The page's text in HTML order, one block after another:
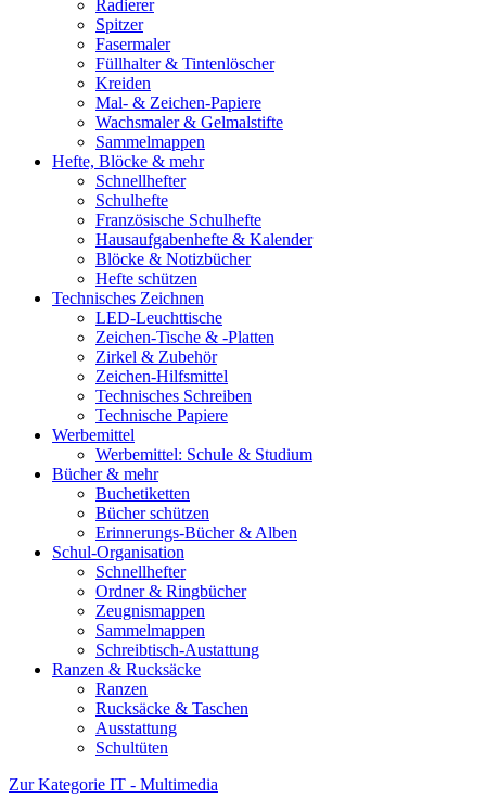
Radierer
Spitzer
Fasermaler
Füllhalter & Tintenlöscher
Kreiden
Mal- & Zeichen-Papiere
Wachsmaler & Gelmalstifte
Sammelmappen
Hefte, Blöcke & mehr
Schnellhefter
Schulhefte
Französische Schulhefte
Hausaufgabenhefte & Kalender
Blöcke & Notizbücher
Hefte schützen
Technisches Zeichnen
LED-Leuchttische
Zeichen-Tische & -Platten
Zirkel & Zubehör
Zeichen-Hilfsmittel
Technisches Schreiben
Technische Papiere
Werbemittel
Werbemittel: Schule & Studium
Bücher & mehr
Buchetiketten
Bücher schützen
Erinnerungs-Bücher & Alben
Schul-Organisation
Schnellhefter
Ordner & Ringbücher
Zeugnismappen
Sammelmappen
Schreibtisch-Austattung
Ranzen & Rucksäcke
Ranzen
Rucksäcke & Taschen
Ausstattung
Schultüten
Zur Kategorie IT - Multimedia